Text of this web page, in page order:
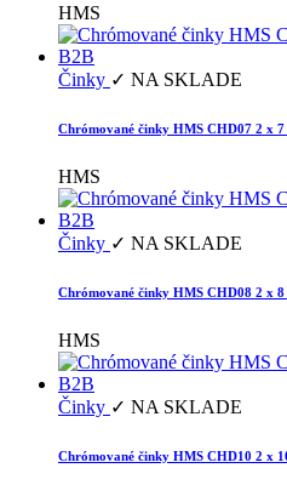
HMS
Činky ✓ NA SKLADE
Chrómované činky HMS CHD07 2 x 7
HMS
Činky ✓ NA SKLADE
Chrómované činky HMS CHD08 2 x 8
HMS
Činky ✓ NA SKLADE
Chrómované činky HMS CHD10 2 x